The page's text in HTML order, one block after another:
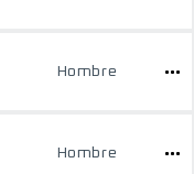
Hombre
Hombre